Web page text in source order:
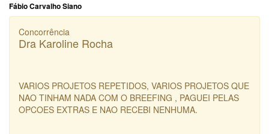
Fábio Carvalho Siano
Concorrência
Dra Karoline Rocha
VARIOS PROJETOS REPETIDOS, VARIOS PROJETOS QUE
NAO TINHAM NADA COM O BREEFING , PAGUEI PELAS
OPCOES EXTRAS E NAO RECEBI NENHUMA.